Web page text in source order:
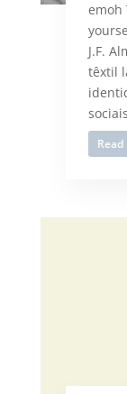
emoh
J.F.
têxtil